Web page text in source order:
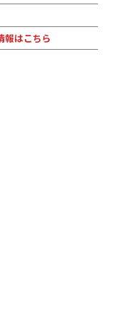
報はこちら